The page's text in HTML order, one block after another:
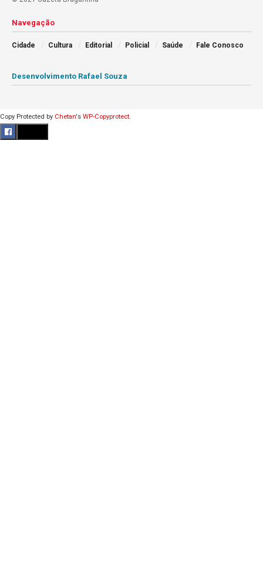
Navegação
Cidade Cultura Editorial Policial Saúde Fale Conosco
Desenvolvimento Rafael Souza
Copy Protected by Chetan's WP-Copyprotect.